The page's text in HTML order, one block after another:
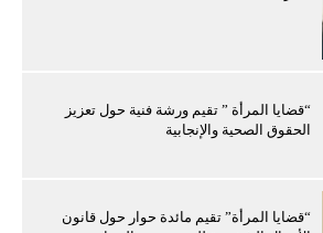
“قضايا المرأة ” تقيم ورشة فنية حول تعزيز
الحقوق الصحية والإنجابية
“قضايا المرأة” تقيم مائدة حوار حول قانون